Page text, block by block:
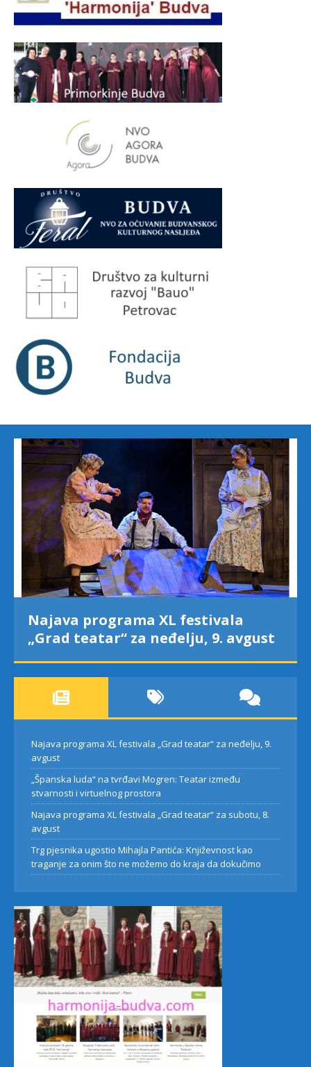
Najava programa XL festivala
„Grad teatar“ za neđelju, 9. avgust
Najava programa XL festivala „Grad teatar“ za neđelju, 9.
avgust
„Španska luda“ na tvrđavi Mogren: Teatar između
stvarnosti i virtuelnog prostora
Najava programa XL festivala „Grad teatar“ za subotu, 8.
avgust
Trg pjesnika ugostio Mihajla Pantića: Književnost kao
traganje za onim što ne možemo do kraja da dokučimo